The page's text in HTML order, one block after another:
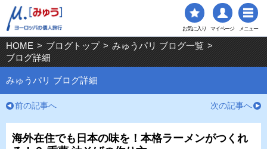
お気に入り マイページ メニュー
HOME > ブログトップ > みゅうパリ ブログ一覧 >
ブログ詳細
みゅうパリ ブログ詳細
前の記事へ 次の記事へ
海外在住でも日本の味を！本格ラーメンがつくれ